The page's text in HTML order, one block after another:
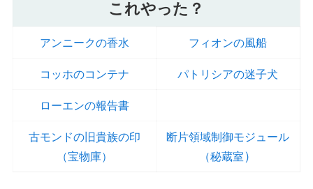
これやった？
アンニークの香水 フィオンの風船
コッホのコンテナ パトリシアの迷子犬
ローエンの報告書
古モンドの旧貴族の印
（宝物庫）
断片領域制御モジュール
（秘蔵室 ）